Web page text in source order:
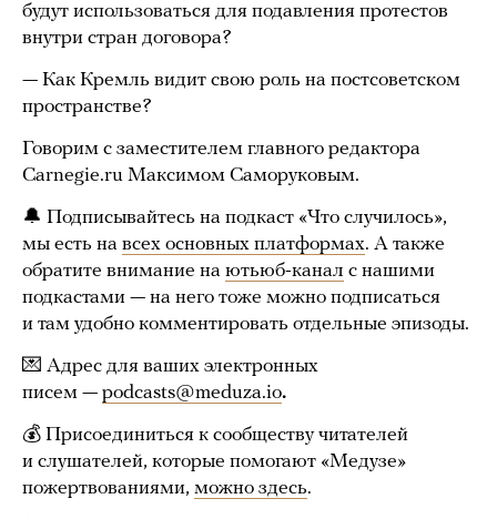
будут использоваться для подавления протестов
внутри стран договора?
— Как Кремль видит свою роль на постсоветском
пространстве?
Говорим с заместителем главного редактора
Carnegie.ru Максимом Саморуковым.
🔔 Подписывайтесь на подкаст «Что случилось»,
мы есть на всех основных платформах. А также
обратите внимание на ютьюб-канал с нашими
подкастами — на него тоже можно подписаться
и там удобно комментировать отдельные эпизоды.
💌 Адрес для ваших электронных
писем — podcasts@meduza.io.
💰 Присоединиться к сообществу читателей
и слушателей, которые помогают «Медузе»
пожертвованиями, можно здесь.